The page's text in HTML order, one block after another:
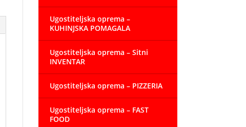
Ugostiteljska oprema –
KUHINJSKA POMAGALA
Ugostiteljska oprema – Sitni
INVENTAR
Ugostiteljska oprema – PIZZERIA
Ugostiteljska oprema – FAST
FOOD